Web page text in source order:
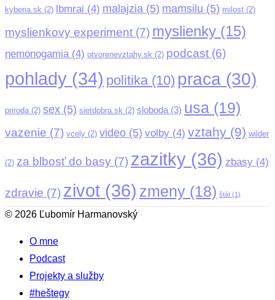
kyberia.sk (2) lbmrai (4) malajzia (5) mamsilu (5) milost (2)
myslienkovy experiment (7) myslienky (15)
nemonogamia(4) otvorenevztahy.sk (2) podcast (6)
pohlady (34) politika(10) praca (30)
priroda (2) sex (5) sietdobra.sk (2) sloboda(3) usa (19)
vazenie (7) vcely (2) video (5) volby (4) vztahy (9) wilder
(2) za blbosť do basy (7) zazitky (36) zbasy (4)
zdravie (7) zivot (36) zmeny (18) štát (1)
© 2026 Ľubomír Harmanovský
O mne
Podcast
Projekty a služby
#heštegy